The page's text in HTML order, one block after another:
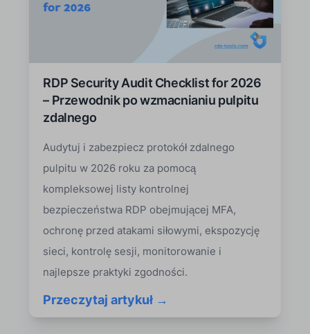
RDP Security Audit Checklist for 2026
– Przewodnik po wzmacnianiu pulpitu
zdalnego
Audytuj i zabezpiecz protokół zdalnego
pulpitu w 2026 roku za pomocą
kompleksowej listy kontrolnej
bezpieczeństwa RDP obejmującej MFA,
ochronę przed atakami siłowymi, ekspozycję
sieci, kontrolę sesji, monitorowanie i
najlepsze praktyki zgodności.
Przeczytaj artykuł →